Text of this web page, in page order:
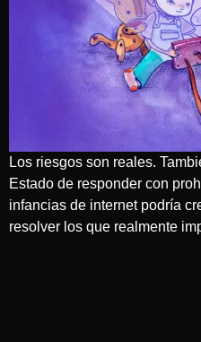
Los riesgos son reales.
Estado de responder con
infancias de internet podría
resolver los que realmente